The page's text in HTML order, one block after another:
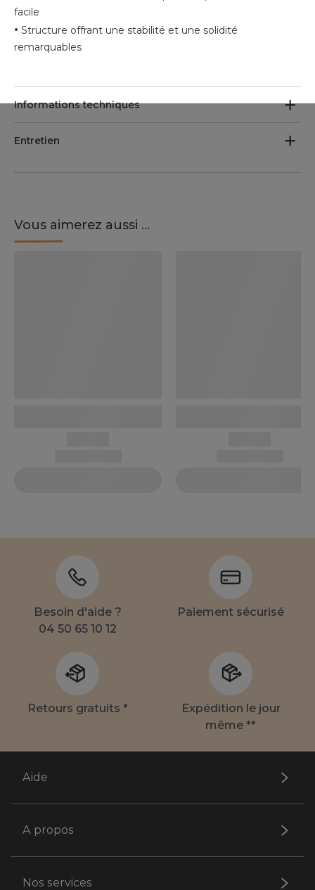
facile
• Structure offrant une stabilité et une solidité
remarquables
Informations techniques
Entretien
Vous aimerez aussi ...
Besoin d'aide ?
04 50 65 10 12
Paiement sécurisé
Retours gratuits *
Expédition le jour
même **
Aide
A propos
Nos services